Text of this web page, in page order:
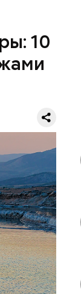
10
они
во